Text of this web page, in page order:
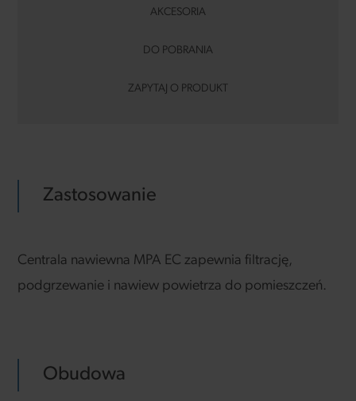
AKCESORIA
DO POBRANIA
ZAPYTAJ O PRODUKT
Zastosowanie
Centrala nawiewna MPA EC zapewnia filtrację,
podgrzewanie i nawiew powietrza do pomieszczeń.
Obudowa